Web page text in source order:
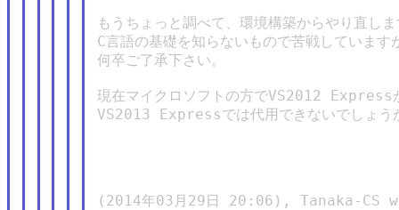
もうちょっと調べて、環境構築からやり直し
C言語の基礎を知らないもので苦戦しています
何卒ご了承下さい。
現在マイクロソフトの方でVS2012 Express
VS2013 Expressでは代用できないでしょう
(2014年03月29日 20:06), Tanaka-CS